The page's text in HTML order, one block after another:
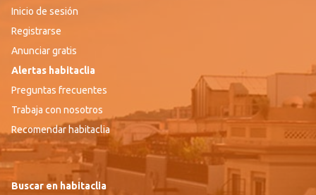
Inicio de sesión
Registrarse
Anunciar gratis
Alertas habitaclia
Preguntas frecuentes
Trabaja con nosotros
Recomendar habitaclia
Buscar en habitaclia